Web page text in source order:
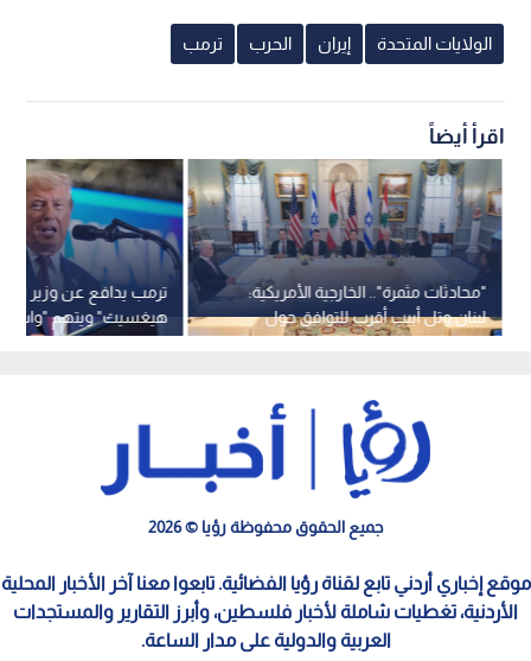
الولايات المتحدة إيران الحرب ترمب
اقرأ أيضاً
ترمب يدافع عن وزير
هيغسيث" ويتهم
بـ "الخيانة"
"محادثات مثمرة".. الخارجية الأمريكية:
لبنان وتل أبيب أقرب للتوافق حول
"المناطق التجريبية"
جميع الحقوق محفوظة رؤيا © 2026
موقع إخباري أردني تابع لقناة رؤيا الفضائية. تابعوا معنا آخر الأخبار المحلية
الأردنية، تغطيات شاملة لأخبار فلسطين، وأبرز التقارير والمستجدات
العربية والدولية على مدار الساعة.